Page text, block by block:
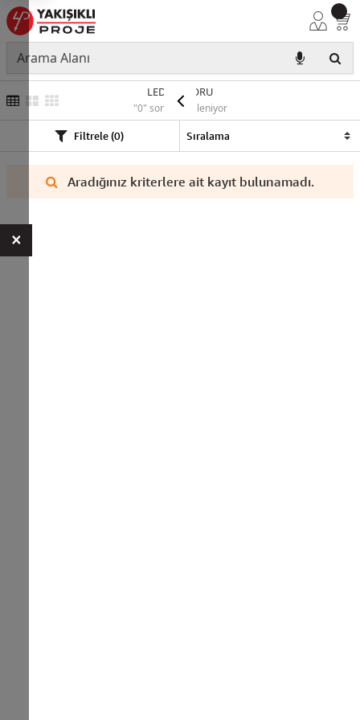
LED MOTORU
"0" sonuç listeleniyor
Filtrele (0)
Aradığınız kriterlere ait kayıt bulunamadı.
×